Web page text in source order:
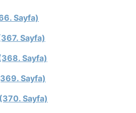
Sayfa)
Sayfa)
Sayfa)
Sayfa)
Sayfa)